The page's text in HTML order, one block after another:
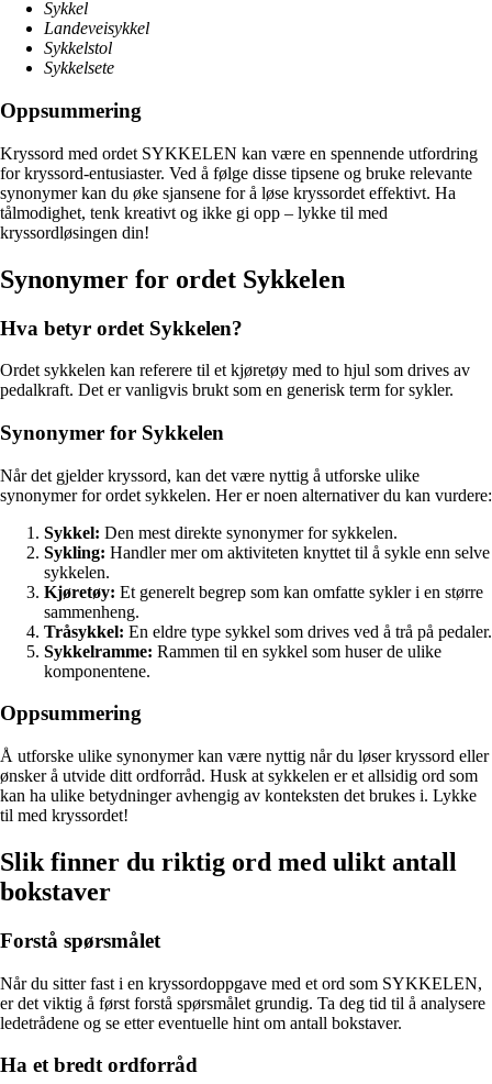
Sykkel
Landeveisykkel
Sykkelstol
Sykkelsete
Oppsummering
Kryssord med ordet SYKKELEN kan være en spennende utfordring
for kryssord-entusiaster. Ved å følge disse tipsene og bruke relevante
synonymer kan du øke sjansene for å løse kryssordet effektivt. Ha
tålmodighet, tenk kreativt og ikke gi opp – lykke til med
kryssordløsingen din!
Synonymer for ordet Sykkelen
Hva betyr ordet Sykkelen?
Ordet sykkelen kan referere til et kjøretøy med to hjul som drives av
pedalkraft. Det er vanligvis brukt som en generisk term for sykler.
Synonymer for Sykkelen
Når det gjelder kryssord, kan det være nyttig å utforske ulike
synonymer for ordet sykkelen. Her er noen alternativer du kan vurdere:
Sykkel: Den mest direkte synonymer for sykkelen.
Sykling: Handler mer om aktiviteten knyttet til å sykle enn selve
sykkelen.
Kjøretøy: Et generelt begrep som kan omfatte sykler i en større
sammenheng.
Tråsykkel: En eldre type sykkel som drives ved å trå på pedaler.
Sykkelramme: Rammen til en sykkel som huser de ulike
komponentene.
Oppsummering
Å utforske ulike synonymer kan være nyttig når du løser kryssord eller
ønsker å utvide ditt ordforråd. Husk at sykkelen er et allsidig ord som
kan ha ulike betydninger avhengig av konteksten det brukes i. Lykke
til med kryssordet!
Slik finner du riktig ord med ulikt antall
bokstaver
Forstå spørsmålet
Når du sitter fast i en kryssordoppgave med et ord som SYKKELEN,
er det viktig å først forstå spørsmålet grundig. Ta deg tid til å analysere
ledetrådene og se etter eventuelle hint om antall bokstaver.
Ha et bredt ordforråd